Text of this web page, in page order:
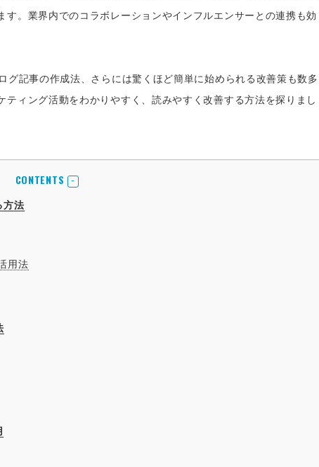
。業界内でのコラボレーションやインフルエンサーとの連携も効
グ記事の作成法、さらには驚くほど簡単に始められる改善策も数多
ィング活動をわかりやすく、読みやすく改善する方法を探りまし
CONTENTS
方法
用法